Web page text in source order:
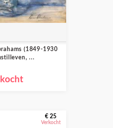
(1849-1930
...
€ 25
Verkocht